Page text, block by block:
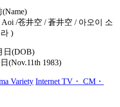
/苍井空 / 蒼井空 / 아오이 소
라 )
日(DOB)
(Nov.11th 1983)
Variety Internet TV・ CM・